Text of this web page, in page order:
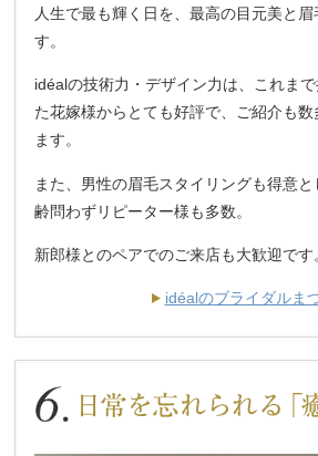
人生で最も輝く日を、最高の目元美と眉
す。
idéalの技術力・デザイン力は、これま
た花嫁様からとても好評で、ご紹介も数
ます。
また、男性の眉毛スタイリングも得意
齢問わずリピーター様も多数。
新郎様とのペアでのご来店も大歓迎です
idéalのブライダルま